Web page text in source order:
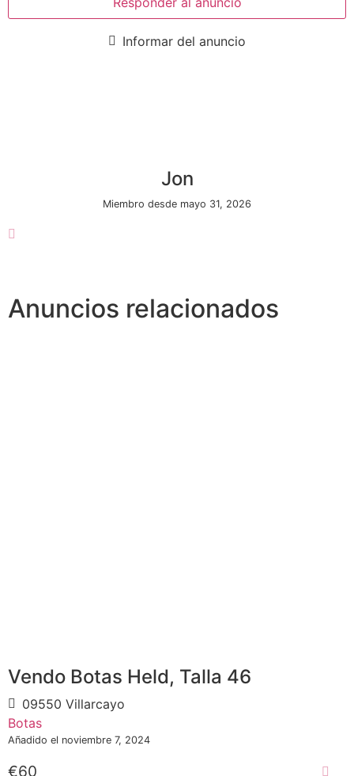
Informar del anuncio
Jon
Miembro desde mayo 31, 2026
Anuncios relacionados
Vendo Botas Held, Talla 46
09550 Villarcayo
Botas
Añadido el noviembre 7, 2024
€60